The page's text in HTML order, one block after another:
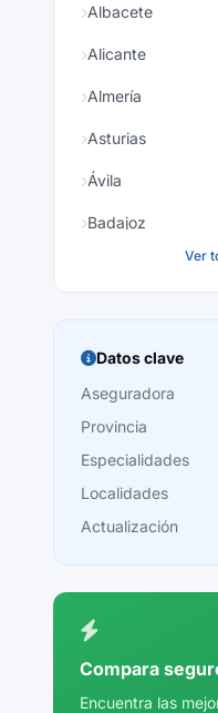
Albacete
Alicante
Almería
Asturias
Ávila
Badajoz
Burgos
Cáceres
Cádiz
Cantabria
Castellón
Córdoba
Cuenca
Ver
Datos clave
Aseguradora
Provincia
Especialidades
Localidades
Actualización
Compara
Encuentra las